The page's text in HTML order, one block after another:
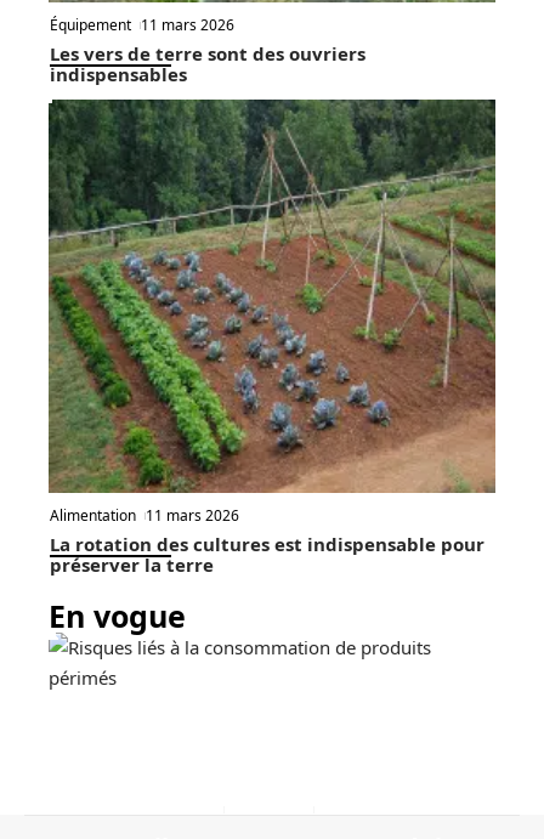
Équipement 11 mars 2026
Les vers de terre sont des ouvriers
indispensables
Alimentation 11 mars 2026
La rotation des cultures est indispensable pour
préserver la terre
En vogue